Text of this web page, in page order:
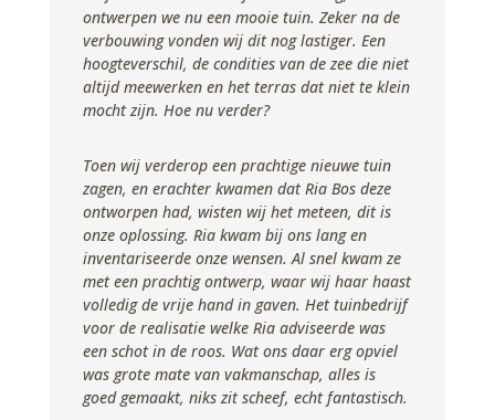
ontwerpen we nu een mooie tuin. Zeker na de
verbouwing vonden wij dit nog lastiger. Een
hoogteverschil, de condities van de zee die niet
altijd meewerken en het terras dat niet te klein
mocht zijn. Hoe nu verder?
Toen wij verderop een prachtige nieuwe tuin
zagen, en erachter kwamen dat Ria Bos deze
ontworpen had, wisten wij het meteen, dit is
onze oplossing. Ria kwam bij ons lang en
inventariseerde onze wensen. Al snel kwam ze
met een prachtig ontwerp, waar wij haar haast
volledig de vrije hand in gaven. Het tuinbedrijf
voor de realisatie welke Ria adviseerde was
een schot in de roos. Wat ons daar erg opviel
was grote mate van vakmanschap, alles is
goed gemaakt, niks zit scheef, echt fantastisch.